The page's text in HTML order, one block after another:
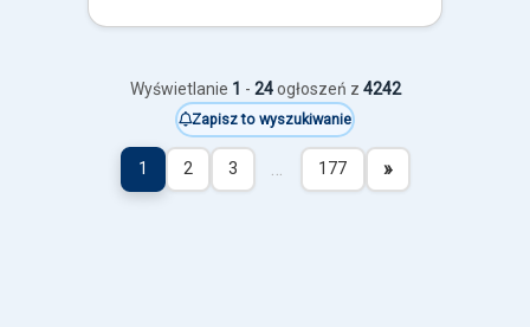
Wyświetlanie 1 - 24ogłoszeń z 4242
Zapisz to wyszukiwanie
1 2 3 177 »